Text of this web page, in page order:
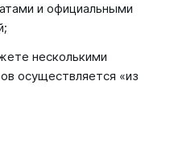
и официальными
несколькими
осуществляется «из